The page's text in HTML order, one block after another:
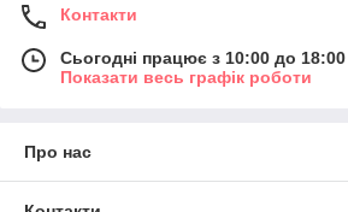
Контакти
Сьогодні працює з 10:00 до 18:00
Показати весь графік роботи
Про нас